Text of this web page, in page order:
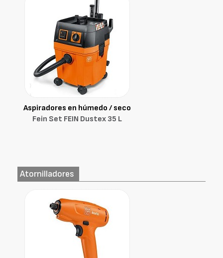
Aspiradores en húmedo / seco
Fein Set FEIN Dustex 35 L
Atornilladores